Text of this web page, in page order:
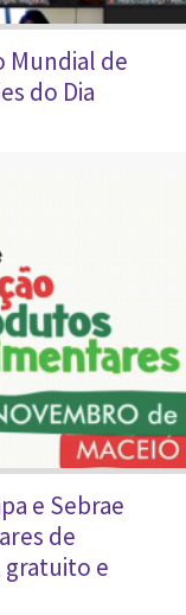
Mundial de
do Dia
e Sebrae
de
e